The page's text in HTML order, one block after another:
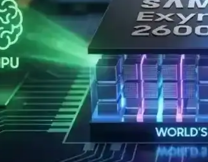
Gigahertz Çağının Başlangıcı: 2000 Yılı
aşarak Intel'e karşı performans avantajı sağladı.
Düşük Güç Tüketimi ve Dizüstü Bilgisayar
16, düşük güç tüketimiyle dikkat çekiyor. 1.5 watt boşta
Modeli: M5 ve M5 Pro İşlemcili Yeni Nesil
M5 ve M5 Pro işlemcilerle yüksek performans ve gelişmiş
Çok Verimlilik ve Uygun Fiyatlı Çiplerin Önemi
ısı ve enerji sorunları yaratıyor. Daha verimli, termal